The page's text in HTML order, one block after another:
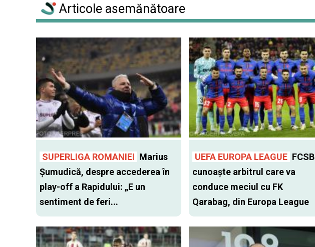
Articole asemănătoare
SUPERLIGA ROMANIEI Marius
Șumudică, despre accederea în
play-off a Rapidului: „E un
sentiment de feri...
UEFA EUROPA LEAGUE FCSB
cunoaște arbitrul care va
conduce meciul cu FK
Qarabag, din Europa League